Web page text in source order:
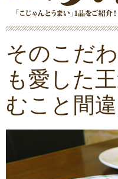
そのこだ
も愛した
むこと間